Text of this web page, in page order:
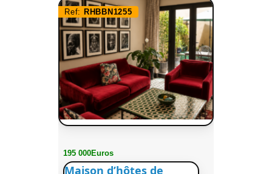
Ref: RHBBN1255
195 000Euros
Maison d’hôtes de